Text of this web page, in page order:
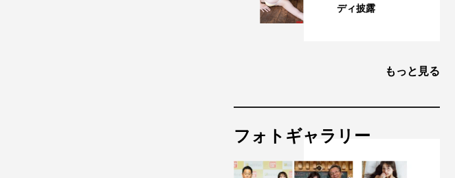
ディ披露
もっと見る
フォトギャラリー